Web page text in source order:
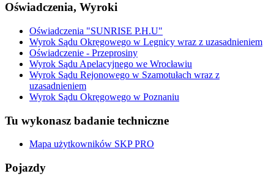
Oświadczenia, Wyroki
Oświadczenia "SUNRISE P.H.U"
Wyrok Sądu Okręgowego w Legnicy wraz z uzasadnieniem
Oświadczenie - Przeprosiny
Wyrok Sądu Apelacyjnego we Wrocławiu
Wyrok Sądu Rejonowego w Szamotułach wraz z
uzasadnieniem
Wyrok Sądu Okręgowego w Poznaniu
Tu wykonasz badanie techniczne
Mapa użytkowników SKP PRO
Pojazdy